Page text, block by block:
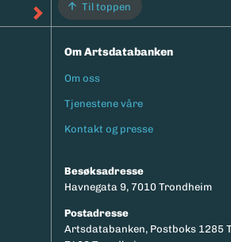
Til toppen
Om Artsdatabanken
Footermeny
Om oss
Tjenestene våre
Kontakt og presse
Besøksadresse
Havnegata 9, 7010 Trondheim
Postadresse
Artsdatabanken, Postboks 1285